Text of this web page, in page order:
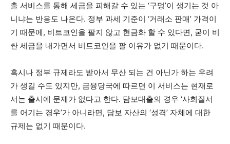
출 서비스를 통해 세금을 피해갈 수 있는 ‘구멍’이 생기는 것 아
니냐는 반응도 나온다. 정부 과세 기준이 ‘거래소 판매’ 가격이
기 때문에, 비트코인을 팔지 않고 현금화 할 수 있다면, 굳이 비
싼 세금을 내가면서 비트코인을 팔 이유가 없기 때문이다.
혹시나 정부 규제라도 받아서 무산 되는 건 아닌가 하는 우려
가 생길 수도 있지만, 금융당국에 따르면 이 서비스는 현재로
서는 출시에 문제가 없다고 한다. 담보대출의 경우 ‘사회질서
를 어기는 경우’가 아니라면, 담보 자산의 ‘성격’ 자체에 대한
규제는 없기 때문이다.